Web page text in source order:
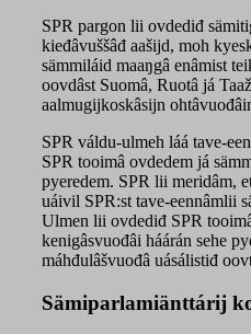
SPR pargon lii ovdediđ
kieđâvuššâđ aašijd, moh
sämmiláid maaŋgâ enâmist
oovdâst Suomâ, Ruotâ já
aalmugijkoskâsijn
SPR váldu-ulmeh láá tave-
SPR tooimâ ovdedem já
pyeredem. SPR lii meridâm,
uáivil SPR:st tave-eennâmlii
Ulmen lii ovdediđ SPR
kenigâsvuođâi háárán sehe
máhđulâšvuođâ uásálistiđ
Sämiparlamiänttárij